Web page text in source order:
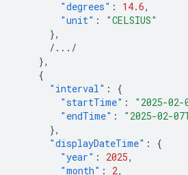
"degrees" : 14.6,
"unit" :
"CELSIUS"
},
/.../
},
{
"interval" :
{
"startTime" : "2025-02-
"endTime" :
"2025-02-
},
"displayDateTime" :
{
"year" : 2025,
"month" : 2,